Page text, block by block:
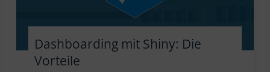
Dashboarding mit Shiny: Die
Vorteile